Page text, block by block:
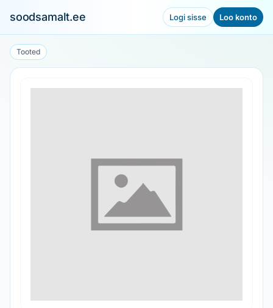
soodsamalt.ee Logi sisse Loo konto
Tooted